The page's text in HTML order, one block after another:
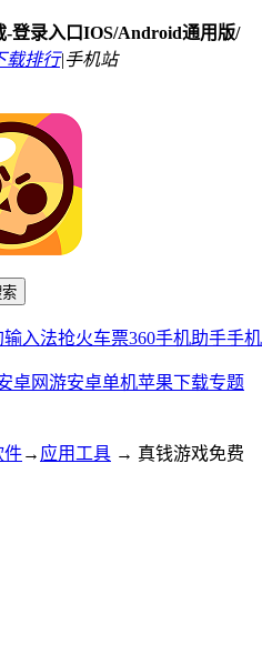
-登录入口IOS/Android通用版/
载排行|手机站
输入法抢火车票360手机助手手
卓网游安卓单机苹果下载专题
件→ 应用工具 → 真钱游戏免费